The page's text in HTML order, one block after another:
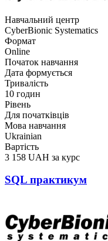
Навчальний центр
CyberBionic Systematics
Формат
Online
Початок навчання
Дата формується
Тривалість
10 годин
Рівень
Для початківців
Мова навчання
Ukrainian
Вартість
3 158 UAH за курс
SQL практикум